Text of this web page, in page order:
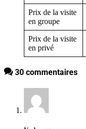
Prix de la visite
en groupe
Prix de la visite
en privé
30 commentaires